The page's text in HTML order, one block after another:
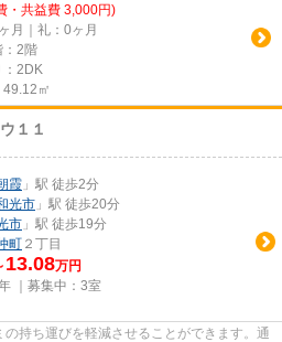
・共益費 3,000円)
月｜礼：0ヶ月
：2階
：2DK
㎡
１１
霞 」駅 徒歩2分
光市 」駅 徒歩20分
市 」駅 徒歩19分
町 ２丁目
13.08万円
｜募集中： 3室
持ち運びを軽減させることができます。通